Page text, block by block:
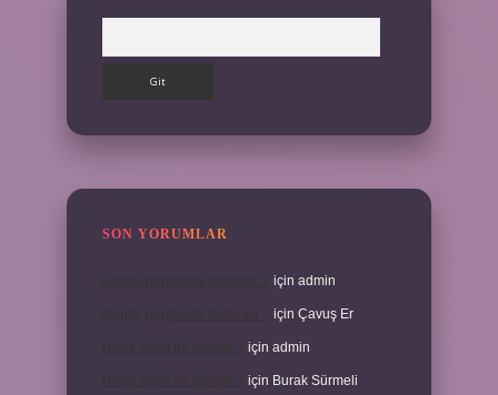
SON YORUMLAR
için admin
için Çavuş Er
Heba eden ne demek ? için admin
Heba eden ne demek ? için Burak Sürmeli